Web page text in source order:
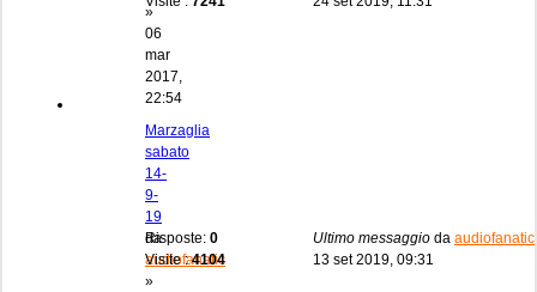
»
06
mar
2017,
22:54
Marzaglia
sabato
14-
9-
19
da
audiofanatic
»
Risposte: 0
Visite :4104
Ultimo messaggio da audiofanatic
13 set 2019, 09:31